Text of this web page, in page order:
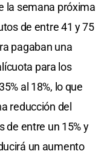
la semana próxima
de entre 41 y 75
pagaban una
para los
al 18%, lo que
reducción del
de entre un 15% y
un aumento